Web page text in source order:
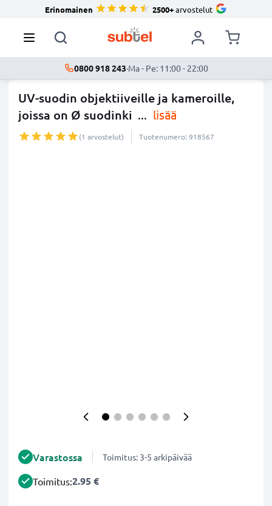
Erinomainen 2500+arvostelut
0800 918 243·Ma - Pe: 11:00 - 22:00
UV-suodin objektiiveille ja kameroille,
joissa on Ø suodinki ... lisää
(1 arvostelut) Tuotenumero: 918567
Varastossa Toimitus: 3-5 arkipäivää
Toimitus:2.95 €